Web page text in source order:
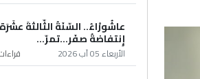
عاشُورْاءُ.. السّنَةُ الثّالثةَ
إِنتفاضةُ صفَر…تمرّ...
الأربعاء 05 آب 2026